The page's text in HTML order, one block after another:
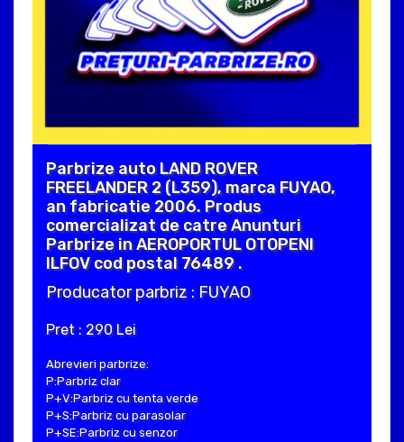
Parbrize auto LAND ROVER
FREELANDER 2 (L359), marca FUYAO,
an fabricatie 2006. Produs
comercializat de catre Anunturi
Parbrize in AEROPORTUL OTOPENI
ILFOV cod postal 76489 .
Producator parbriz : FUYAO
Pret : 290 Lei
Abrevieri parbrize:
P:Parbriz clar
P+V:Parbriz cu tenta verde
P+S:Parbriz cu parasolar
P+SE:Parbriz cu senzor